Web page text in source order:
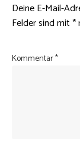
Deine E-Mail-
Felder sind mit*
Kommentar*